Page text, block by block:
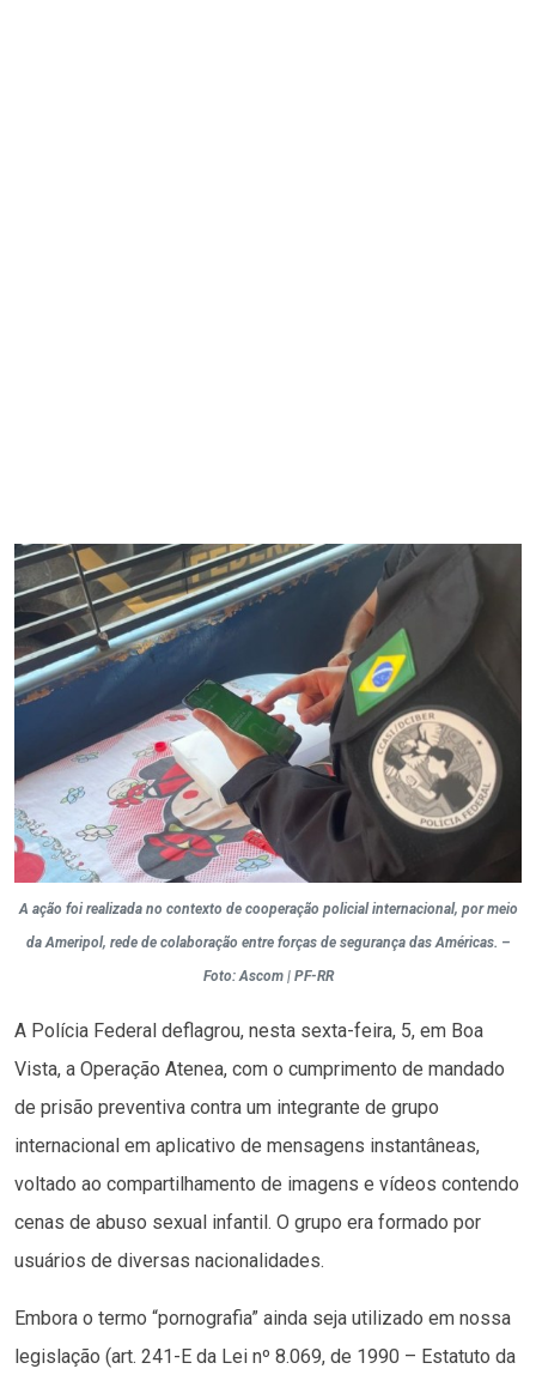
A ação foi realizada no contexto de cooperação policial internacional, por meio
da Ameripol, rede de colaboração entre forças de segurança das Américas. –
Foto: Ascom | PF-RR
A Polícia Federal deflagrou, nesta sexta-feira, 5, em Boa
Vista, a Operação Atenea, com o cumprimento de mandado
de prisão preventiva contra um integrante de grupo
internacional em aplicativo de mensagens instantâneas,
voltado ao compartilhamento de imagens e vídeos contendo
cenas de abuso sexual infantil. O grupo era formado por
usuários de diversas nacionalidades.
Embora o termo “pornografia” ainda seja utilizado em nossa
legislação (art. 241-E da Lei nº 8.069, de 1990 – Estatuto da